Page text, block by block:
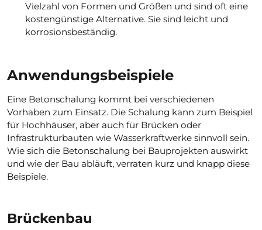
Vielzahl von Formen und Größen und sind oft eine
kostengünstige Alternative. Sie sind leicht und
korrosionsbeständig.
Anwendungsbeispiele
Eine Betonschalung kommt bei verschiedenen
Vorhaben zum Einsatz. Die Schalung kann zum Beispiel
für Hochhäuser, aber auch für Brücken oder
Infrastrukturbauten wie Wasserkraftwerke sinnvoll sein.
Wie sich die Betonschalung bei Bauprojekten auswirkt
und wie der Bau abläuft, verraten kurz und knapp diese
Beispiele.
Brückenbau